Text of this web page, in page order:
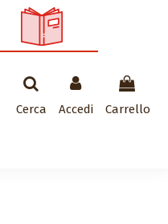
Cerca Accedi Carrello